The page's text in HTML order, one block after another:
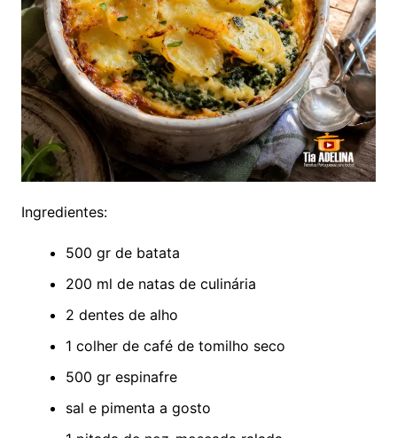
Ingredientes:
500 gr de batata
200 ml de natas de culinária
2 dentes de alho
1 colher de café de tomilho seco
500 gr espinafre
sal e pimenta a gosto